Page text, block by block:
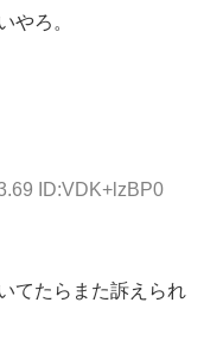
やろ。
ID:VDK+lzBP0
てたらまた訴えられ